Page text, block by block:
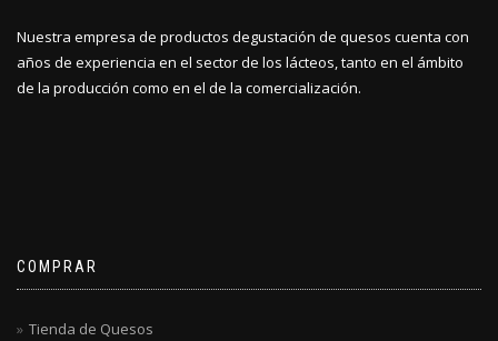
Nuestra empresa de productos degustación de quesos cuenta con
años de experiencia en el sector de los lácteos, tanto en el ámbito
de la producción como en el de la comercialización.
COMPRAR
Tienda de Quesos